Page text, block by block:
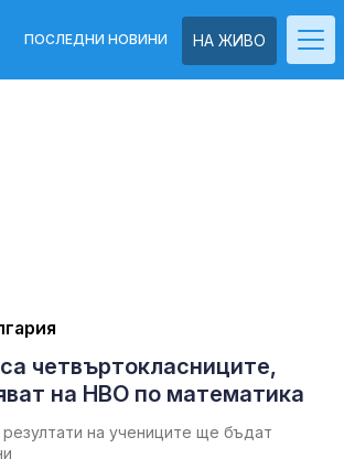
НА ЖИВО
ПОСЛЕДНИ НОВИНИ
четвъртокласниците,
на НВО по математика
на учениците ще бъдат